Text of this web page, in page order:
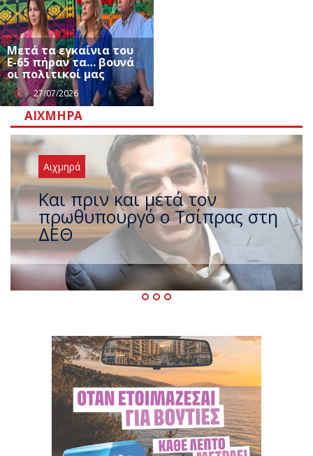
Μετά τα εγκαίνια του
Ε-65 πήραν τα… βουνά
οι πολιτικοί μας
27/07/2026
ΑΙΧΜΗΡΆ
Αιχμηρά
Έρχεται νέο ισχυρό κύμα
ζέστης με 40 βαθμούς Κελσίου
– Ο καιρός έως τον
Δεκαπενταύγουστο